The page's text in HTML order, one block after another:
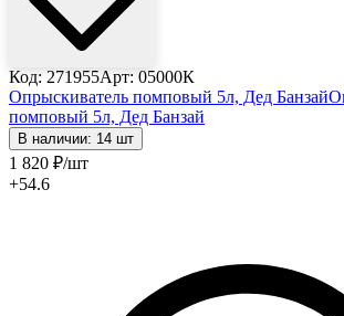
Код: 271955Арт: 05000К
Опрыскиватель помповый 5л, Дед Банзай
помповый 5л, Дед Банзай
В наличии: 14 шт
1 820 ₽/шт
+54.6